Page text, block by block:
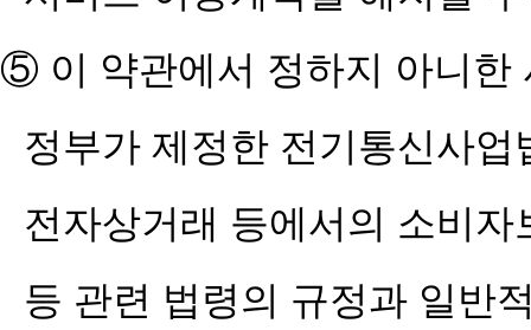
⑤ 이 약관에서 정하지 아니한
정부가 제정한 전기통신사
전자상거래 등에서의 소비
등 관련 법령의 규정과 일반